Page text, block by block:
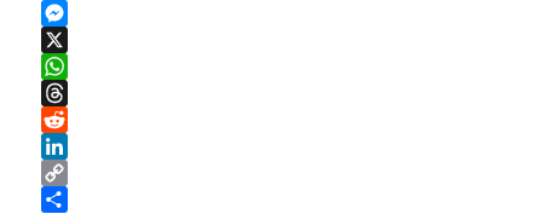
Facebook
Messenger
X
WhatsApp
Threads
Reddit
LinkedIn
Copy